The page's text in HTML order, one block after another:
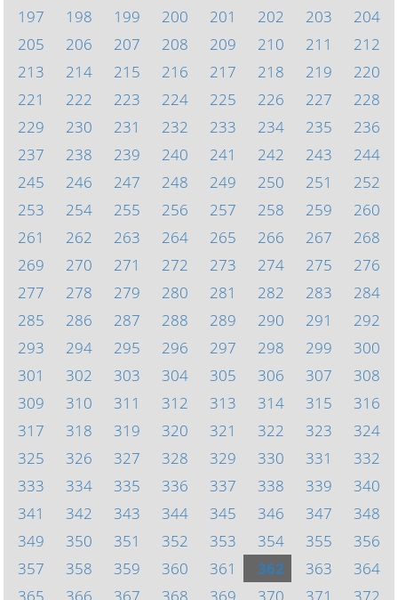
197
198 199 200 201 202 203
204
205
206 207 208 209 210 211
212
213
214 215 216 217 218 219
220
221
222 223 224 225 226 227
228
229
230 231 232 233 234 235
236
237
238 239 240 241 242 243
244
245
246 247 248 249 250 251
252
253
254 255 256 257 258 259
260
261
262 263 264 265 266 267
268
269
270 271 272 273 274 275
276
277
278 279 280 281 282 283
284
285
286 287 288 289 290 291
292
293
294 295 296 297 298 299
300
301
302 303 304 305 306 307
308
309
310 311 312 313 314 315
316
317
318 319 320 321 322 323
324
325
326 327 328 329 330 331
332
333
334 335 336 337 338 339
340
341
342 343 344 345 346 347
348
349
350 351 352 353 354 355
356
357
358 359 360 361 362 363
364